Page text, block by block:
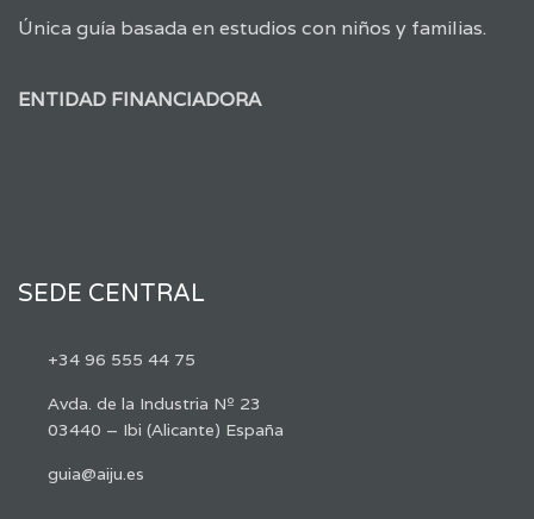
Única guía basada en estudios con niños y familias.
ENTIDAD FINANCIADORA
SEDE CENTRAL
+34 96 555 44 75
Avda. de la Industria Nº 23
03440 – Ibi (Alicante) España
guia@aiju.es